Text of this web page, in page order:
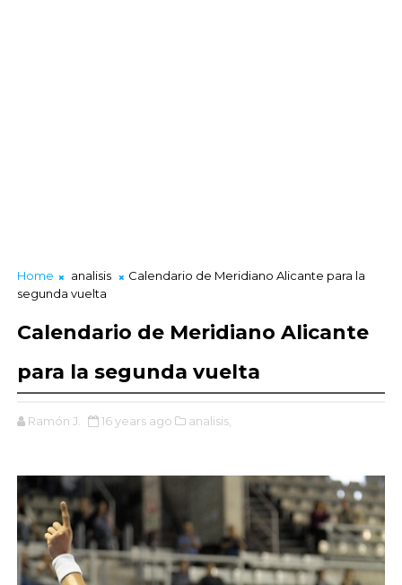
Home analisis
Calendario de Meridiano Alicante para la
segunda vuelta
Calendario de Meridiano Alicante
para la segunda vuelta
Ramón J. 16 years ago analisis,